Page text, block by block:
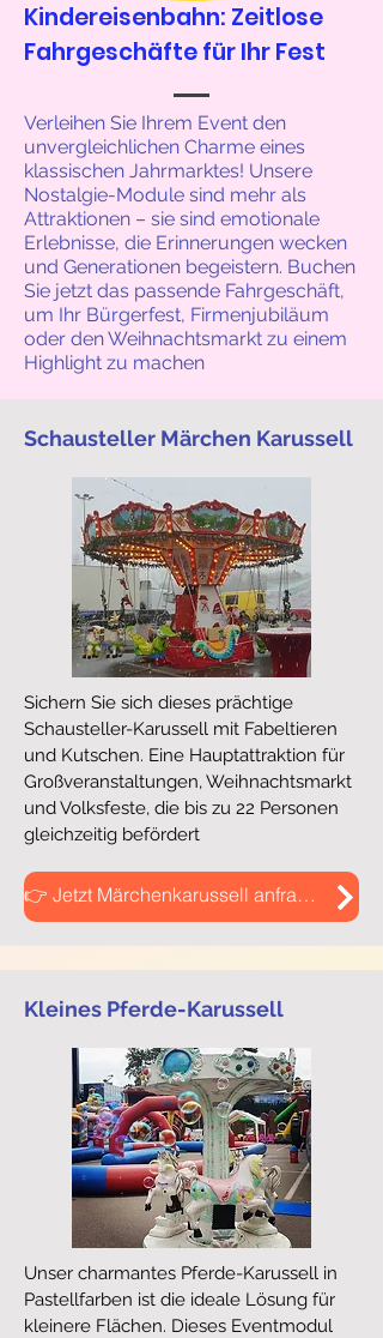
Kindereisenbahn: Zeitlose
Fahrgeschäfte für Ihr Fest
Verleihen Sie Ihrem Event den
unvergleichlichen Charme eines
klassischen Jahrmarktes! Unsere
Nostalgie-Module sind mehr als
Attraktionen – sie sind emotionale
Erlebnisse, die Erinnerungen wecken
und Generationen begeistern. Buchen
Sie jetzt das passende Fahrgeschäft,
um Ihr Bürgerfest, Firmenjubiläum
oder den Weihnachtsmarkt zu einem
Highlight zu machen
Schausteller Märchen Karussell
Sichern Sie sich dieses prächtige
Schausteller-Karussell mit Fabeltieren
und Kutschen. Eine Hauptattraktion für
Großveranstaltungen, Weihnachtsmarkt
und Volksfeste, die bis zu 22 Personen
gleichzeitig befördert
👉 Jetzt Märchenkarussell anfragen!
Kleines Pferde-Karussell
Unser charmantes Pferde-Karussell in
Pastellfarben ist die ideale Lösung für
kleinere Flächen. Dieses Eventmodul